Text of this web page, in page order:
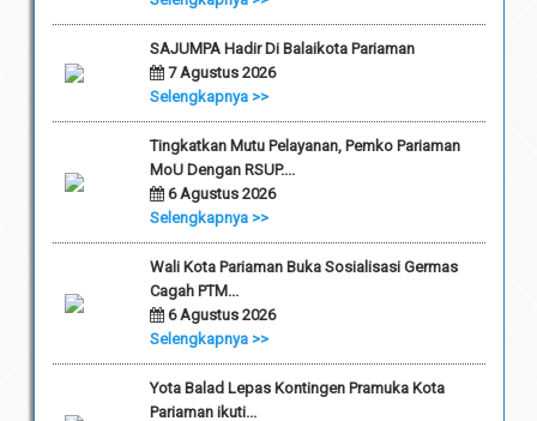
SAJUMPA Hadir Di Balaikota Pariaman
7 Agustus 2026
Selengkapnya >>
Tingkatkan Mutu Pelayanan, Pemko Pariaman
MoU Dengan RSUP....
6 Agustus 2026
Selengkapnya >>
Wali Kota Pariaman Buka Sosialisasi Germas
Cagah PTM...
6 Agustus 2026
Selengkapnya >>
Yota Balad Lepas Kontingen Pramuka Kota
Pariaman ikuti...